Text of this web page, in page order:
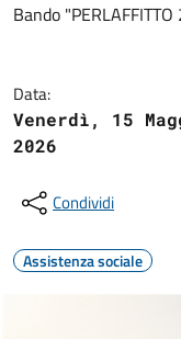
Bando
Data:
Venerdì, 15
2026
Condividi
Assistenza sociale